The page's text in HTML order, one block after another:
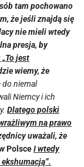
tam pochowano
że jeśli znajdą się
nie mieli wtedy
presja, by
jest
wiemy, że
niemal
Niemcy i ich
Dlatego polski
na prawo
uważali, że
PolsceI wtedy
ekshumacją”.